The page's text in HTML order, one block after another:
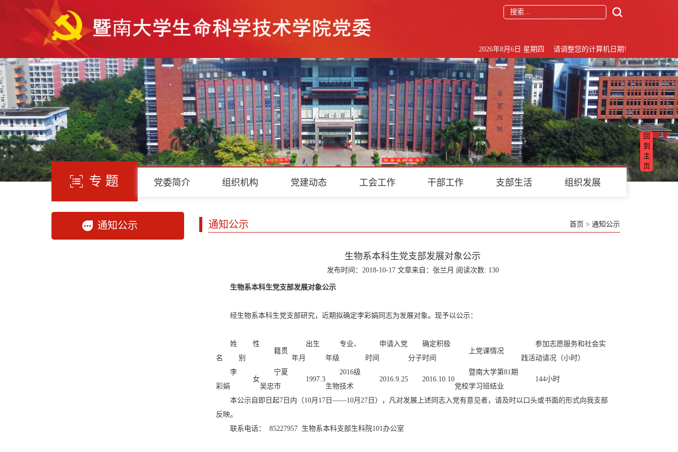
回
到
主
页
2026年8月6日 星期四 请调整您的计算机日期!
专 题 党委简介 组织机构 党建动态 工会工作 干部工作 支部生活 组织发展
通知公示 通知公示 首页 >通知公示
生物系本科生党支部发展对象公示
发布时间：2018-10-17 文章来自：张兰月 阅读次数: 130
生物系本科生党支部发展对象公示
经生物系本科生党支部研究，近期拟确定李彩娟同志为发展对象。现予以公示：
姓
名
性
别
籍贯
出生
年月
专业、
年级
申请入党
时间
确定积极
分子时间
上党课情况
参加志愿服务和社会实
践活动请况（小时）
李
彩娟
女
宁夏
吴忠市
1997.3
2016级
生物技术
2016.9.25 2016.10.10
暨南大学第81期
党校学习班结业
144小时
本公示自即日起7日内（10月 17日 ――10月 27日），凡对发展上述同志入党有意见者，请及时以口头或书面的形式向我支部
反映。
联系电话：
85227957 生物系本科支部生科院101办公室